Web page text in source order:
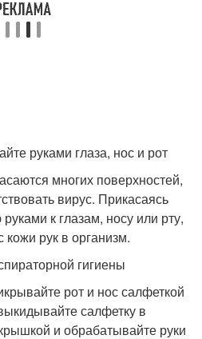
руками глаза, нос и рот
многих поверхностей,
вирус. Прикасаясь
к глазам, носу или рту,
рук в организм.
гигиены
рот и нос салфеткой
салфетку в
и обрабатывайте руки